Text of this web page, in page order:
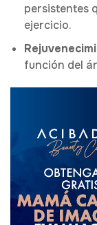
persistentes
ejercicio.
función del